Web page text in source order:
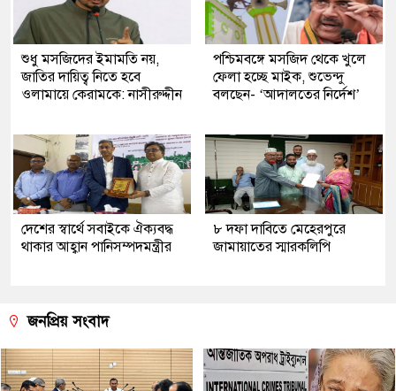
শুধু মসজিদের ইমামতি নয়,
জাতির দায়িত্ব নিতে হবে
ওলামায়ে কেরামকে: নাসীরুদ্দীন
পশ্চিমবঙ্গে মসজিদ থেকে খুলে
ফেলা হচ্ছে মাইক, শুভেন্দু
বলছেন- ‘আদালতের নির্দেশ’
দেশের স্বার্থে সবাইকে ঐক্যবদ্ধ
থাকার আহ্বান পানিসম্পদমন্ত্রীর
৮ দফা দাবিতে মেহেরপুরে
জামায়াতের স্মারকলিপি
জনপ্রিয় সংবাদ